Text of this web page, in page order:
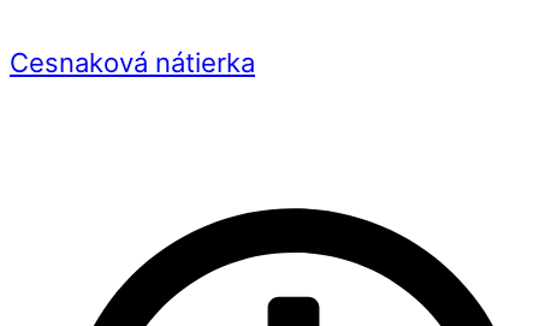
Cesnaková nátierka